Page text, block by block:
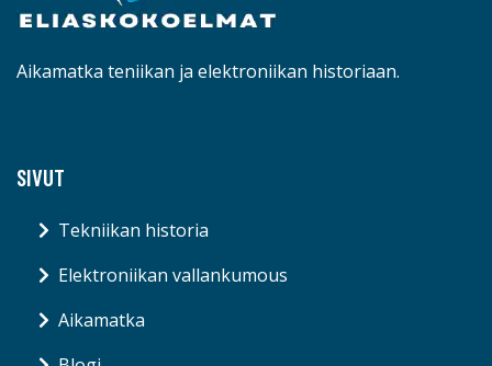
Aikamatka teniikan ja elektroniikan historiaan.
SIVUT
Tekniikan historia
Elektroniikan vallankumous
Aikamatka